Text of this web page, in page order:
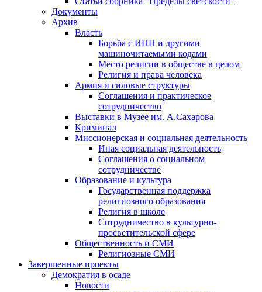
Документы
Архив
Власть
Борьба с ИНН и другими
машиночитаемыми кодами
Место религии в обществе в целом
Религия и права человека
Армия и силовые структуры
Соглашения и практическое
сотрудничество
Выставки в Музее им. А.Сахарова
Криминал
Миссионерская и социальная деятельность
Иная социальная деятельность
Соглашения о социальном
сотрудничестве
Образование и культура
Государственная поддержка
религиозного образования
Религия в школе
Сотрудничество в культурно-
просветительской сфере
Общественность и СМИ
Религиозные СМИ
Завершенные проекты
Демократия в осаде
Новости